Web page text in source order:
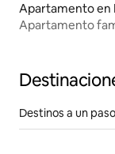
Apartamento en
Apartamento
Destinos a un